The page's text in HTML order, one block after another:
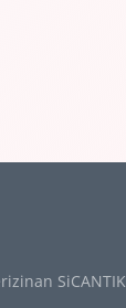
SiCANTIK